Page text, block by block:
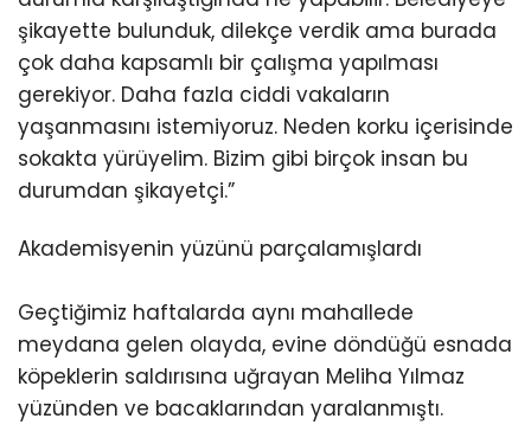
şikayette bulunduk, dilekçe verdik ama burada
çok daha kapsamlı bir çalışma yapılması
gerekiyor. Daha fazla ciddi vakaların
yaşanmasını istemiyoruz. Neden korku içerisinde
sokakta yürüyelim. Bizim gibi birçok insan bu
durumdan şikayetçi.”
Akademisyenin yüzünü parçalamışlardı
Geçtiğimiz haftalarda aynı mahallede
meydana gelen olayda, evine döndüğü esnada
köpeklerin saldırısına uğrayan Meliha Yılmaz
yüzünden ve bacaklarından yaralanmıştı.